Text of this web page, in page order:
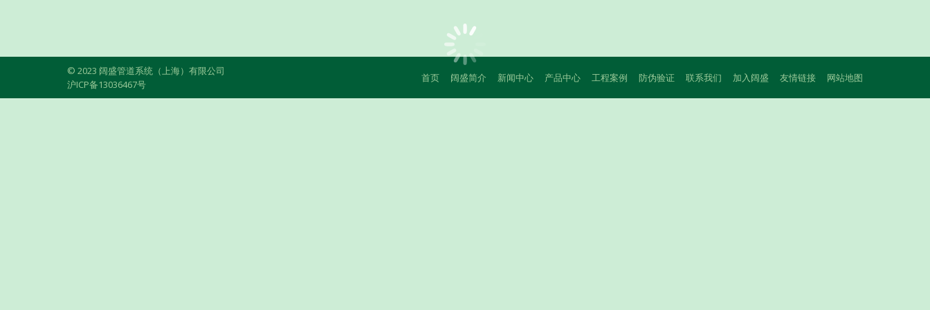
© 2023 阔盛管道系统（上海）有限公司
沪ICP备13036467号
首页 阔盛简介 新闻中心 产品中心 工程案例 防伪验证 联系我们 加入阔盛 友情链接 网站地图